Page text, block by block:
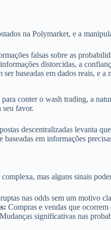
na Polymarket, e a
falsas sobre as
distorcidas, a
ser baseadas em dados reais, e
conter o wash trading, a
seu favor.
descentralizadas levanta
baseadas em informações
mas alguns sinais
nas odds sem um motivo
Compras e vendas que
Mudanças significativas nas